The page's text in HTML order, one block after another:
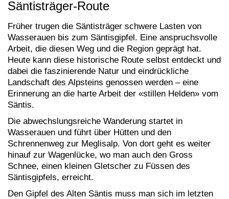
Säntisträger-Route
Früher trugen die Säntisträger schwere Lasten von
Wasserauen bis zum Säntisgipfel. Eine anspruchsvolle
Arbeit, die diesen Weg und die Region geprägt hat.
Heute kann diese historische Route selbst entdeckt und
dabei die faszinierende Natur und eindrückliche
Landschaft des Alpsteins genossen werden – eine
Erinnerung an die harte Arbeit der «stillen Helden» vom
Säntis.
Die abwechslungsreiche Wanderung startet in
Wasserauen und führt über Hütten und den
Schrennenweg zur Meglisalp. Von dort geht es weiter
hinauf zur Wagenlücke, wo man auch den Gross
Schnee, einen kleinen Gletscher zu Füssen des
Säntisgipfels, erreicht.
Den Gipfel des Alten Säntis muss man sich im letzten